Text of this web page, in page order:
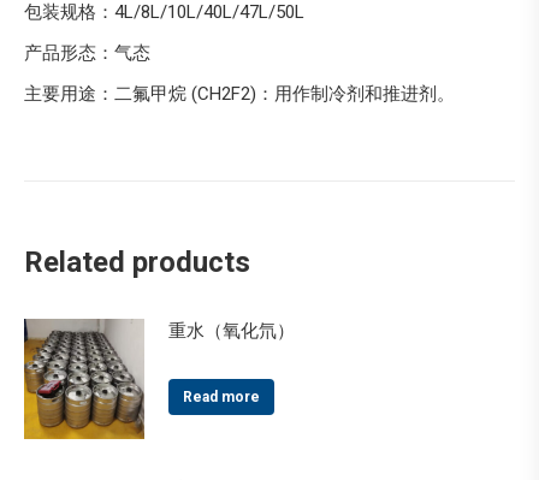
包装规格：4L/8L/10L/40L/47L/50L
产品形态：气态
主要用途：二氟甲烷 (CH2F2)：用作制冷剂和推进剂。
Related products
重水（氧化氘）
Read more